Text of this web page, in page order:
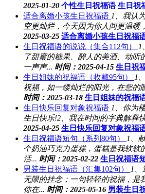
2025-01-20 个性生日祝福语 生日祝
适合离婚小孩生日祝福语 1、我认
空更灿烂，今天因为你人间更温暖
2025-03-25 适合离婚小孩生日祝福
生日祝福语的说说（集合112句）
1
了甜蜜的糖果、醉人的美酒、动
一声声... 时间：2025-04-15 生日祝
生日姐妹的祝福语（收藏95句）
1
祝福，如一缕灿烂的阳光，在您
时间：2025-03-18 生日姐妹的祝福
生日快乐回复对象祝福语 1、你为
生日快乐!2、我在时间的字典解释
2025-04-25 生日快乐回复对象祝福
生日祝福语短句（系列80句）
1、
个奶油巧克力蛋糕，蛋糕是我软软
活... 时间：2025-02-22 生日祝福语
男装生日祝福语（汇集102句）
1、
无限的挂念；一句轻轻的祝福，是
你在... 时间：2025-05-16 男装生日